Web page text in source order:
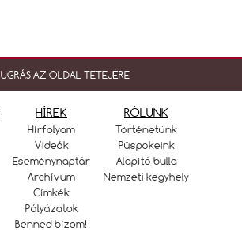
UGRÁS AZ OLDAL TETEJÉRE
HÍREK
Hírfolyam
Videók
Eseménynaptár
Archívum
Címkék
Pályázatok
Benned bízom!
RÓLUNK
Történetünk
Püspökeink
Alapító bulla
Nemzeti kegyhely